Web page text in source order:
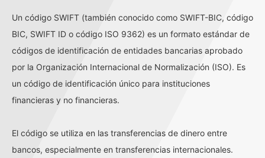
Un código SWIFT (también conocido como SWIFT-BIC, código
BIC, SWIFT ID o código ISO 9362) es un formato estándar de
códigos de identificación de entidades bancarias aprobado
por la Organización Internacional de Normalización (ISO). Es
un código de identificación único para instituciones
financieras y no financieras.
El código se utiliza en las transferencias de dinero entre
bancos, especialmente en transferencias internacionales.